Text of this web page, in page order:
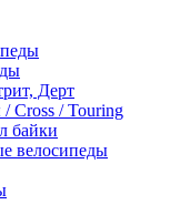
Дерт
Cross / Touring
байки
велосипеды